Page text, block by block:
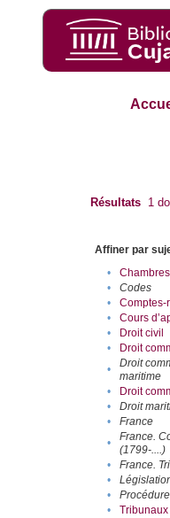
Résultats 1
Affiner par
•
•
Codes
•
Comptes-
•
Cours
•
Droit civil
•
Droit
•
Droit
maritime
• Droit
•
Droit
•
France
•
France.
(1799-....)
• France.
•
•
•
Tribunaux